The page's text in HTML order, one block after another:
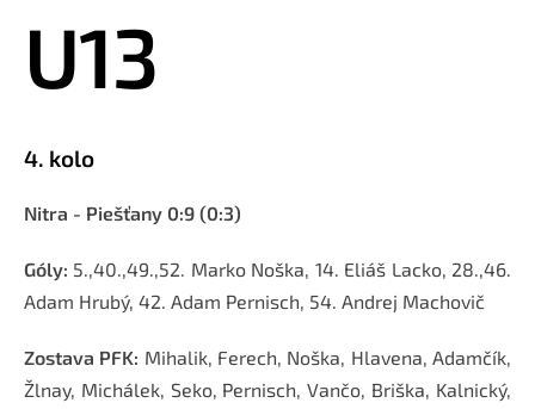
U13
4. kolo
Nitra - Piešťany 0:9 (0:3)
Góly: 5.,40.,49.,52. Marko Noška, 14. Eliáš Lacko, 28.,46.
Adam Hrubý, 42. Adam Pernisch, 54. Andrej Machovič
Zostava PFK: Mihalik, Ferech, Noška, Hlavena, Adamčík,
Žlnay, Michálek, Seko, Pernisch, Vančo, Briška, Kalnický,